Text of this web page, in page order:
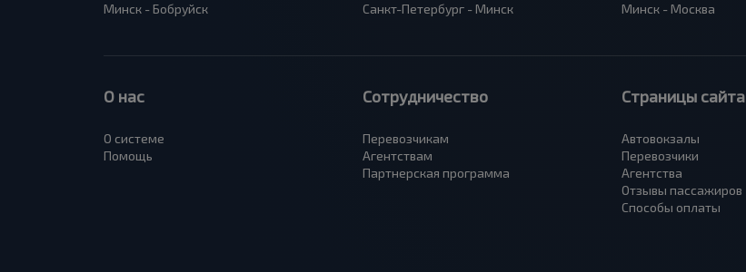
Минск - Бобруйск
Санкт-Петербург - Минск
Минск - Москва
О нас
О системе
Помощь
Сотрудничество
Перевозчикам
Агентствам
Партнерская программа
Страницы сайта
Автовокзалы
Перевозчики
Агентства
Отзывы пассажиров
Способы оплаты